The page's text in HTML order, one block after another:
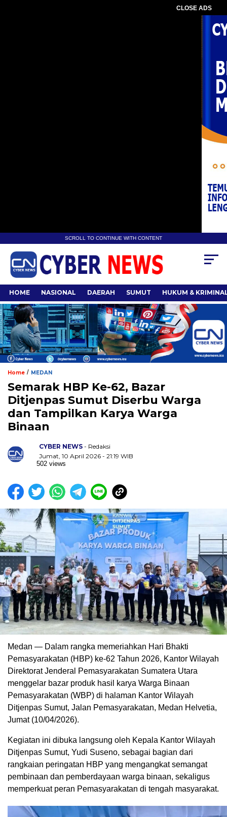
CLOSE ADS
SCROLL TO CONTINUE WITH CONTENT
HOME NASIONAL DAERAH SUMUT HUKUM &
Home / MEDAN
Semarak HBP Ke-62, Bazar
Ditjenpas Sumut Diserbu Warga
dan Tampilkan Karya Warga
Binaan
CYBER NEWS - Redaksi
Jumat, 10 April 2026 - 21:19 WIB
502 views
Medan — Dalam rangka memeriahkan Hari Bhakti
Pemasyarakatan (HBP) ke-62 Tahun 2026, Kantor Wilayah
Direktorat Jenderal Pemasyarakatan Sumatera Utara
menggelar bazar produk hasil karya Warga Binaan
Pemasyarakatan (WBP) di halaman Kantor Wilayah
Ditjenpas Sumut, Jalan Pemasyarakatan, Medan Helvetia,
Jumat (10/04/2026).
Kegiatan ini dibuka langsung oleh Kepala Kantor Wilayah
Ditjenpas Sumut, Yudi Suseno, sebagai bagian dari
rangkaian peringatan HBP yang mengangkat semangat
pembinaan dan pemberdayaan warga binaan, sekaligus
memperkuat peran Pemasyarakatan di tengah masyarakat.